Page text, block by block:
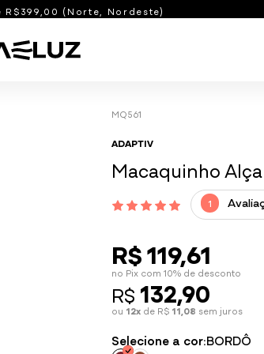
(Norte, Nordeste)
MQ561
ADAPTIV
Macaquinho
1
R$ 119,61
no Pix com 10% de desconto
R$ 132,90
ou 12x de R$ 11,08 sem juros
Selecione a cor:BORDÔ